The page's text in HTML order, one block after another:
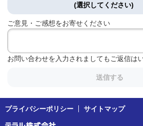
(選択してください)
ご意見・ご感想をお寄せください
お問い合わせを入力されましてもご返信は
送信する
プライバシーポリシー サイトマップ